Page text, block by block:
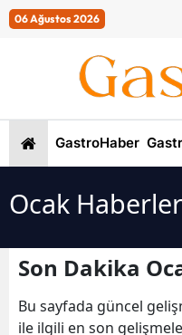
06 Ağustos 2026
GastroHaber
Ocak
Son Dakika
Bu sayfada güncel
ile ilgili en son